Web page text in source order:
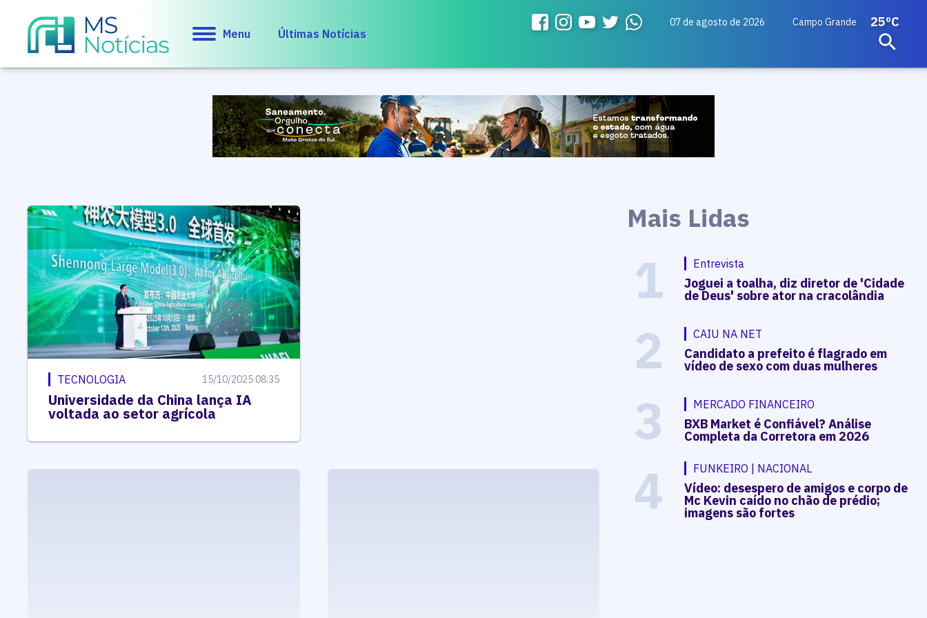
Menu Últimas Notícias
07 de agosto de 2026 Campo Grande 25ºC
TECNOLOGIA 15/10/2025 08:35
Universidade da China lança IA
voltada ao setor agrícola
Mais Lidas
1 Entrevista
Joguei a toalha, diz diretor de 'Cidade
de Deus' sobre ator na cracolândia
2 CAIU NA NET
Candidato a prefeito é flagrado em
vídeo de sexo com duas mulheres
3 MERCADO FINANCEIRO
BXB Market é Confiável? Análise
Completa da Corretora em 2026
4 FUNKEIRO | NACIONAL
Vídeo: desespero de amigos e corpo de
Mc Kevin caído no chão de prédio;
imagens são fortes